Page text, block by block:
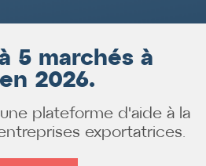
5 marchés à
2026.
une plateforme d'aide à la
exportatrices.